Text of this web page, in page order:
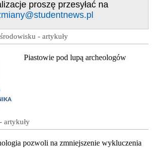
proszę przesyłać na
- artykuły
Piastowie pod lupą archeologów
artykuły
pozwoli na zmniejszenie wykluczenia